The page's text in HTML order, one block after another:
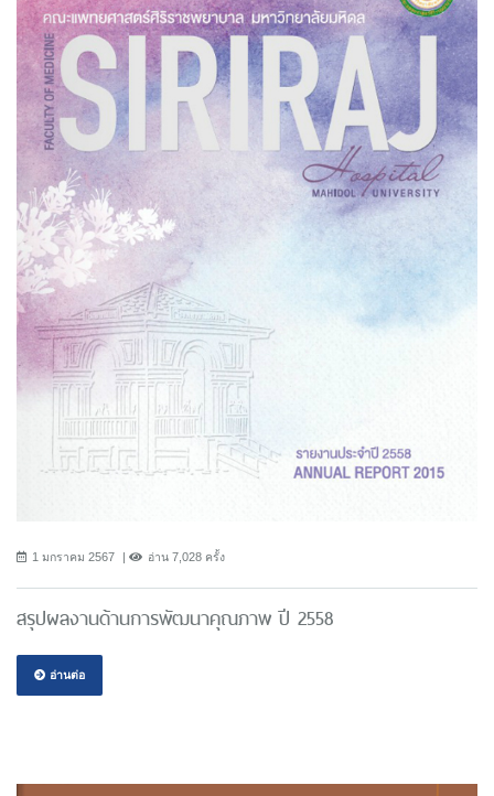
1 มกราคม 2567 อ่าน 7,028 ครั้ง
สรุปผลงานด้านการพัฒนาคุณภาพ ปี 2558
อ่านต่อ